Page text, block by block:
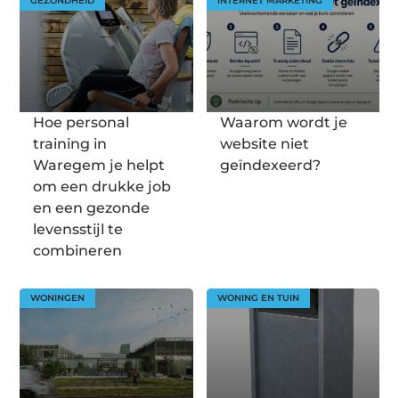
Hoe personal
training in
Waregem je helpt
om een drukke job
en een gezonde
levensstijl te
combineren
Waarom wordt je
website niet
geïndexeerd?
WONINGEN WONING EN TUIN